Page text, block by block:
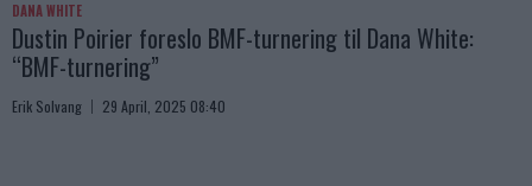
DANA WHITE
Dustin Poirier foreslo BMF-turnering til Dana White:
“BMF-turnering”
Erik Solvang 29 April, 2025 08:40